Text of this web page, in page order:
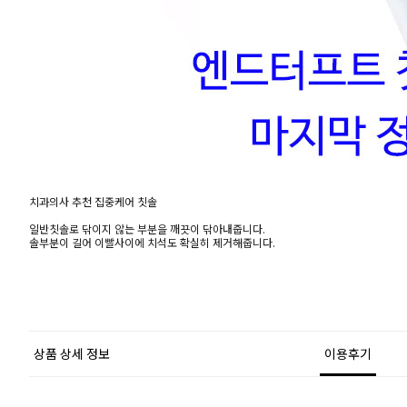
치과의사 추천 집중케어 칫솔
일반칫솔로 닦이지 않는 부분을 깨끗이 닦아내줍니다.
솔부분이 길어 이빨사이에 치석도 확실히 제거해줍니다.
상품 상세 정보 이용후기